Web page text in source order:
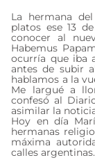
La hermana
platos ese 13
conocer al
Habemus
ocurría que iba
antes de subir
hablamos a la
Me largué a
confesó al
asimilar la
Hoy en día
hermanas
máxima
calles argentinas.